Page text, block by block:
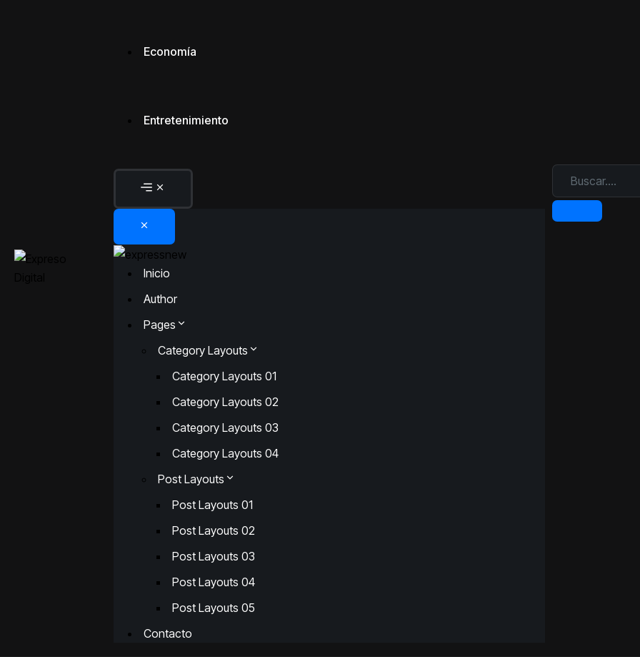
Economía
Entretenimiento
Inicio
Author
Pages
Category Layouts
Category Layouts 01
Category Layouts 02
Category Layouts 03
Category Layouts 04
Post Layouts
Post Layouts 01
Post Layouts 02
Post Layouts 03
Post Layouts 04
Post Layouts 05
Contacto